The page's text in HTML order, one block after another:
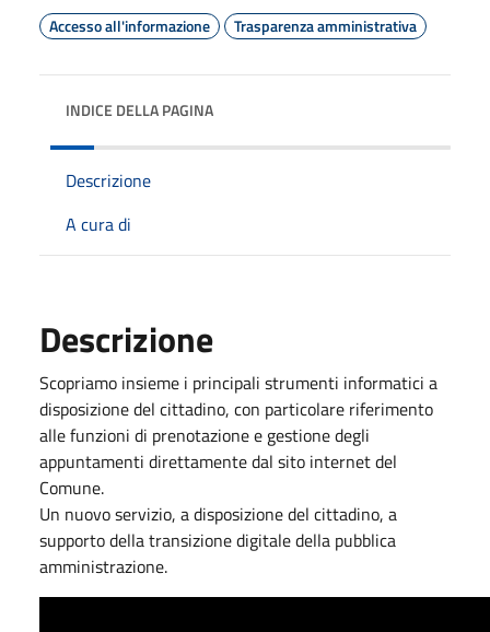
Accesso all'informazione
Trasparenza amministrativa
INDICE DELLA PAGINA
Descrizione
A cura di
Descrizione
Scopriamo insieme i principali strumenti informatici a
disposizione del cittadino, con particolare riferimento
alle funzioni di prenotazione e gestione degli
appuntamenti direttamente dal sito internet del
Comune.
Un nuovo servizio, a disposizione del cittadino, a
supporto della transizione digitale della pubblica
amministrazione.